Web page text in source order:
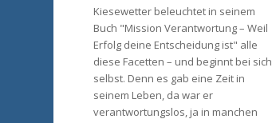
Kiesewetter beleuchtet in seinem
Buch "Mission Verantwortung – Weil
Erfolg deine Entscheidung ist" alle
diese Facetten – und beginnt bei sich
selbst. Denn es gab eine Zeit in
seinem Leben, da war er
verantwortungslos, ja in manchen